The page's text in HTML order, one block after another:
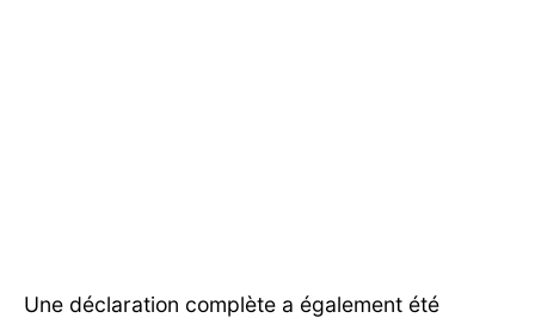
Une déclaration complète a également été